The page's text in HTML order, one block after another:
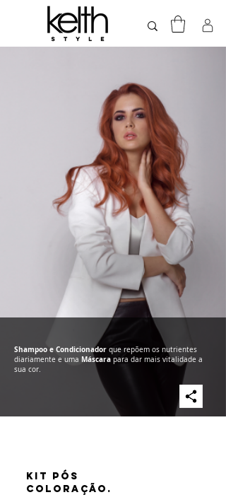
Shampoo e Condicionador que repõem os nutrientes
diariamente e uma Máscara para dar mais vitalidade a
sua cor.
KIT PÓS
COLORAÇÃO.